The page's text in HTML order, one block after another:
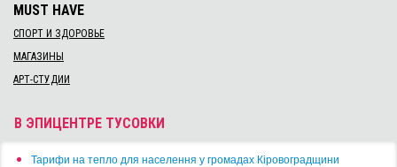
MUST HAVE
СПОРТ И ЗДОРОВЬЕ
МАГАЗИНЫ
АРТ-СТУДИИ
В ЭПИЦЕНТРЕ ТУСОВКИ
​Тарифи на тепло для населення у громадах Кіровоградщини